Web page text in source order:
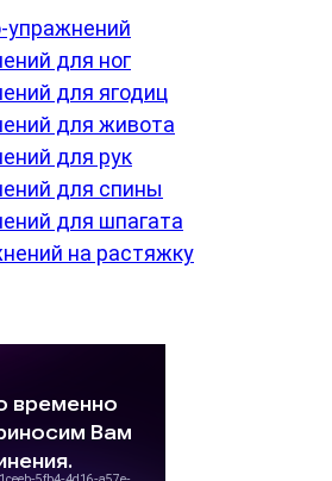
упражнений
для ног
для ягодиц
для живота
для рук
для спины
для шпагата
на растяжку